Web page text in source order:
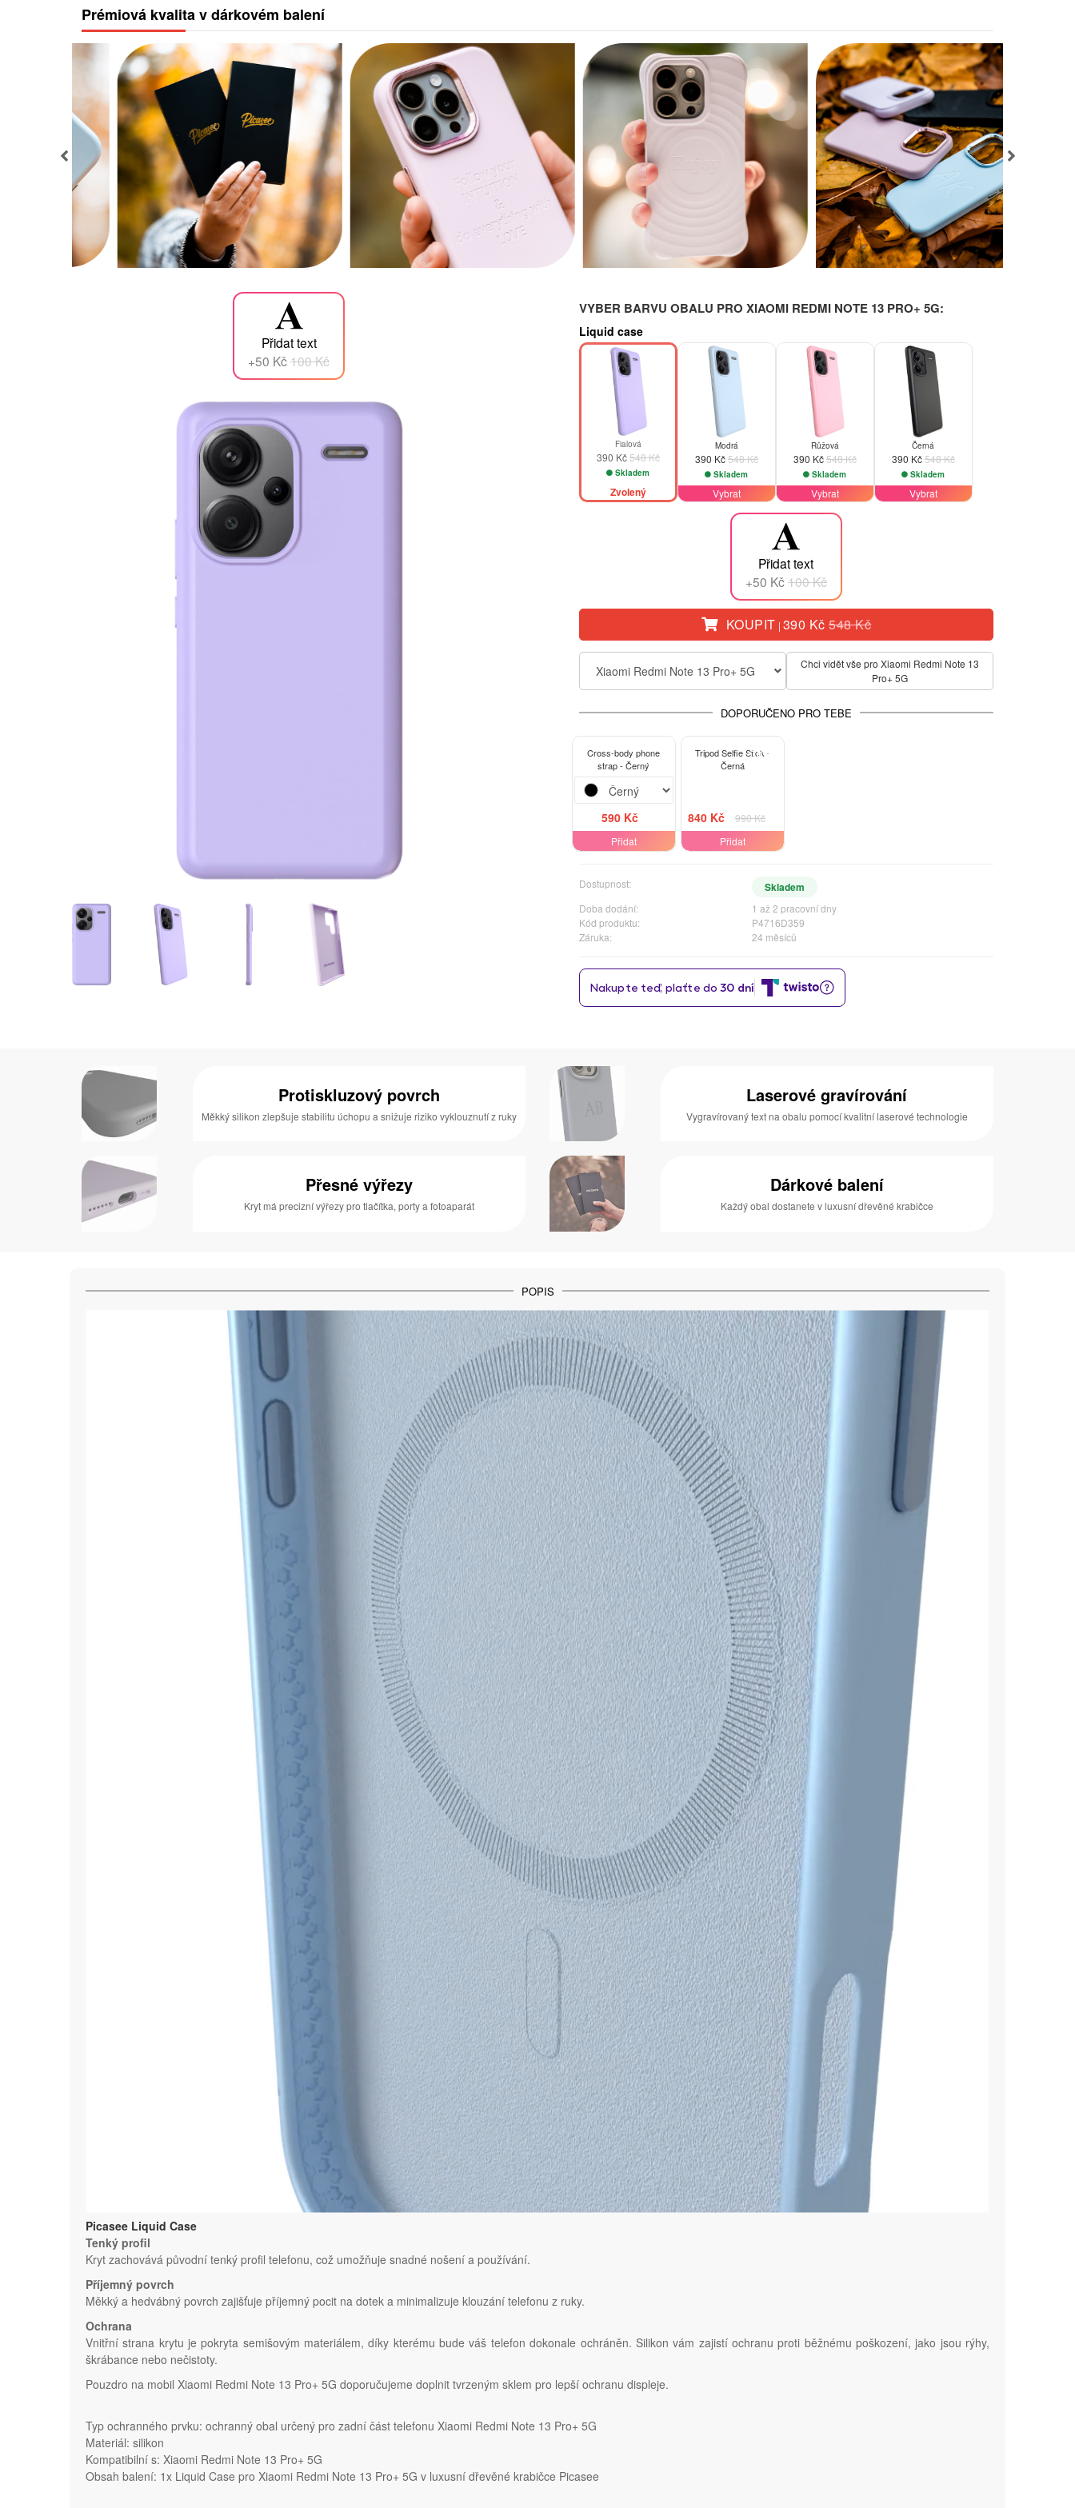
Prémiová kvalita v dárkovém balení
VYBER BARVU OBALU PRO XIAOMI REDMI NOTE 13 PRO+ 5G:
Liquid case
-29%
Fialová
390 Kč548 Kč
Skladem
Zvolený
-29%
Modrá
390 Kč548 Kč
Skladem
Vybrat
-29%
Růžová
390 Kč548 Kč
Skladem
Vybrat
-29%
Černá
390 Kč548 Kč
Skladem
Vybrat
Přidat text
+50 Kč100 Kč
KOUPIT | 390 Kč548 Kč
Xiaomi Redmi Note 13 Pro+ 5G
Chci vidět vše pro Xiaomi Redmi Note 13
Pro+ 5G
DOPORUČENO PRO TEBE
Cross-body phone
strap - Černý
590 Kč
Přidat
-15%
Tripod Selfie Stick -
Černá
840 Kč
990 Kč
Přidat
Dostupnost: Skladem
Doba dodání:
1 až 2 pracovní dny
Kód produktu:
P4716D359
Záruka:
24 měsíců
Přidat text
+50 Kč100 Kč
Protiskluzový povrch
Měkký silikon zlepšuje stabilitu úchopu a snižuje riziko vyklouznutí z ruky
Laserové gravírování
Vygravírovaný text na obalu pomocí kvalitní laserové technologie
Přesné výřezy
Kryt má precizní výřezy pro tlačítka, porty a fotoaparát
Dárkové balení
Každý obal dostanete v luxusní dřevěné krabičce
POPIS
Picasee Liquid Case
Tenký profil
Kryt zachovává původní tenký profil telefonu, což umožňuje snadné nošení a používání.
Příjemný povrch
Měkký a hedvábný povrch zajišťuje příjemný pocit na dotek a minimalizuje klouzání telefonu z ruky.
Ochrana
Vnitřní strana krytu je pokryta semišovým materiálem, díky kterému bude váš telefon dokonale ochráněn. Silikon vám zajistí ochranu proti běžnému poškození, jako jsou rýhy,
škrábance nebo nečistoty.
Pouzdro na mobil Xiaomi Redmi Note 13 Pro+ 5G doporučujeme doplnit tvrzeným sklem pro lepší ochranu displeje.
Typ ochranného prvku: ochranný obal určený pro zadní část telefonu Xiaomi Redmi Note 13 Pro+ 5G
Materiál: silikon
Kompatibilní s: Xiaomi Redmi Note 13 Pro+ 5G
Obsah balení: 1x Liquid Case pro Xiaomi Redmi Note 13 Pro+ 5G v luxusní dřevěné krabičce Picasee